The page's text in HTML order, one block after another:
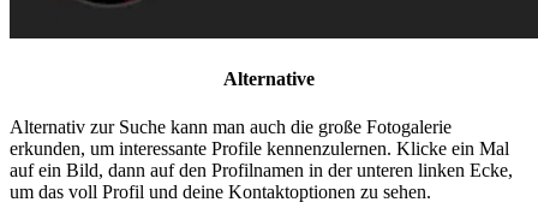
Alternative
Alternativ zur Suche kann man auch die große Fotogalerie
erkunden, um interessante Profile kennenzulernen. Klicke ein Mal
auf ein Bild, dann auf den Profilnamen in der unteren linken Ecke,
um das voll Profil und deine Kontaktoptionen zu sehen.